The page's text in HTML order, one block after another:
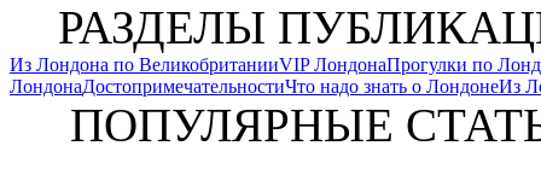
РАЗДЕЛЫ
Из Лондона по ВеликобританииVIP ЛондонаПрогулки по
ЛондонаДостопримечательностиЧто надо знать о ЛондонеИз
ПОПУЛЯРНЫЕ